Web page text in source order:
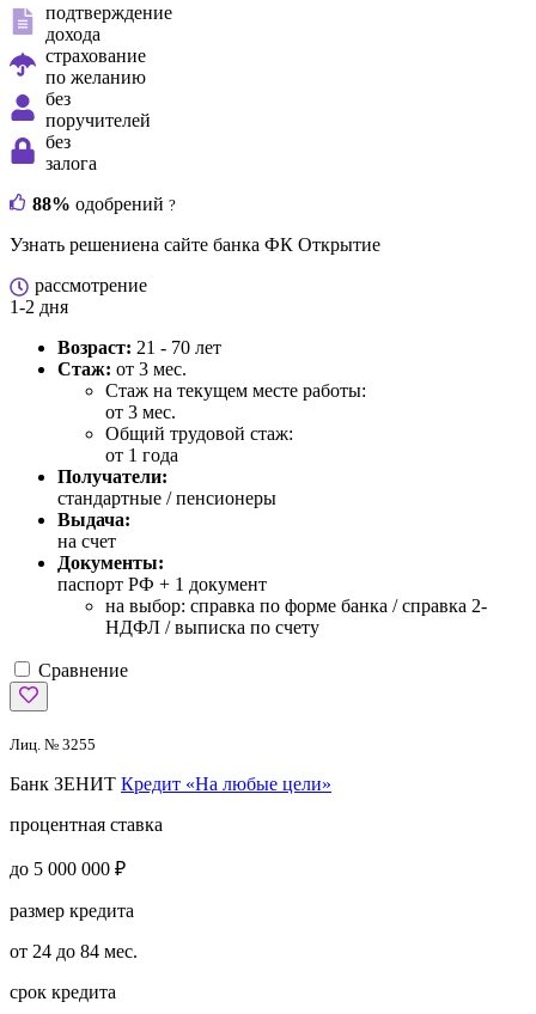
подтверждение
дохода
страхование
по желанию
без
поручителей
без
залога
88% одобрений ?
Узнать решениена сайте банка ФК Открытие
рассмотрение
1-2 дня
Возраст: 21 - 70 лет
Стаж: от 3 мес.
Стаж на текущем месте работы:
от 3 мес.
Общий трудовой стаж:
от 1 года
Получатели:
стандартные / пенсионеры
Выдача:
на счет
Документы:
паспорт РФ + 1 документ
на выбор: справка по форме банка / справка 2-
НДФЛ / выписка по счету
Сравнение
Лиц. № 3255
Банк ЗЕНИТ Кредит «На любые цели»
процентная ставка
до 5 000 000 ₽
размер кредита
от 24 до 84 мес.
срок кредита